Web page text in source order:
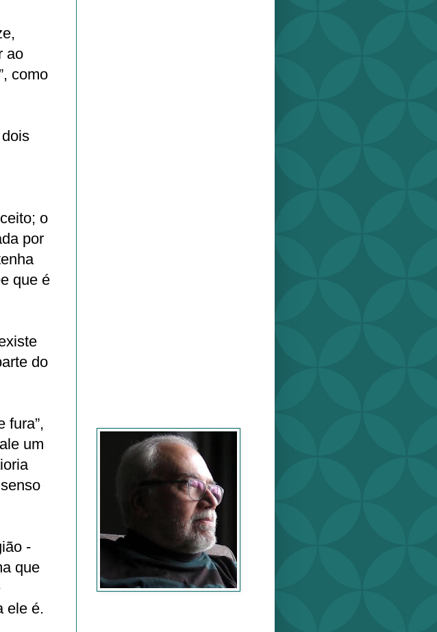
ao
como
o
por
que é
do
fura”,
um
-
que
ele é.